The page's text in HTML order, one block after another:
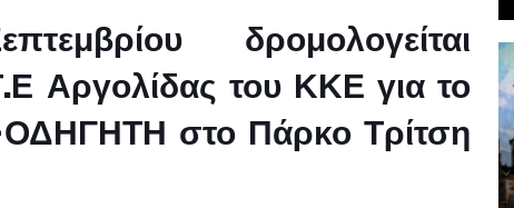
δρομολογείται
Αργολίδας του ΚΚΕ για το
στο Πάρκο Τρίτση